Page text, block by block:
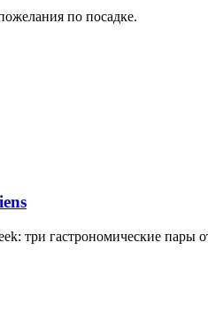
по посадке.
три гастрономические пары